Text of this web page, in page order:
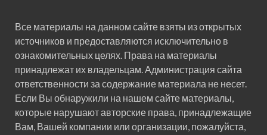
Все материалы на данном сайте взяты из открытых
источников и предоставляются исключительно в
ознакомительных целях. Права на материалы
принадлежат их владельцам. Администрация сайта
ответственности за содержание материала не несет.
Если Вы обнаружили на нашем сайте материалы,
которые нарушают авторские права, принадлежащие
Вам, Вашей компании или организации, пожалуйста,